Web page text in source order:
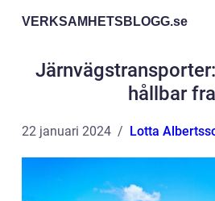
VERKSAMHETSBLOGG.se
hållbar
22 januari 2024 Lotta